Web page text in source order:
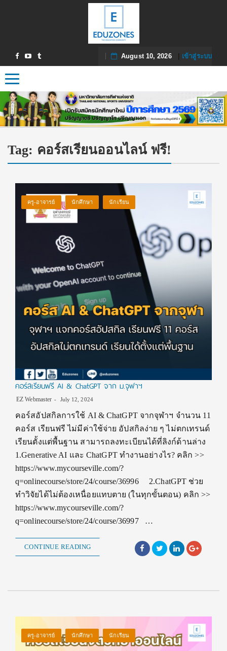
August 10, 2026| เข้าสู่ระบบ
Toggle navigation
Tag: คอร์สเรียนออนไลน์ ฟรี!
ครู-อาจารย์ นักศึกษา นักเรียน
คอร์สเรียนฟรี AI & ChatGPT จาก ม.จุฬาฯ
EZ Webmaster July 12, 2024
คอร์สอัปสกิลการใช้ AI & ChatGPT จากจุฬาฯ จำนวน 11
คอร์ส เรียนฟรี ไม่มีค่าใช้จ่าย อัปสกิลง่าย ๆ ไม่ตกเทรนด์
เรียนตั้งแต่พื้นฐาน สามารถลงทะเบียนได้ที่ลิงก์ด้านล่าง
1.Generative AI และ ChatGPT ทำงานอย่างไร? คลิก >>
https://www.mycourseville.com/?
q=onlinecourse/store/24/course/36996 2.ChatGPT ช่วย
ทำวิจัยได้ไม่ต้องเหนื่อยแทบตาย (ในทุกขั้นตอน) คลิก >>
https://www.mycourseville.com/?
q=onlinecourse/store/24/course/36997 …
CONTINUE READING
ครู-อาจารย์ นักศึกษา นักเรียน